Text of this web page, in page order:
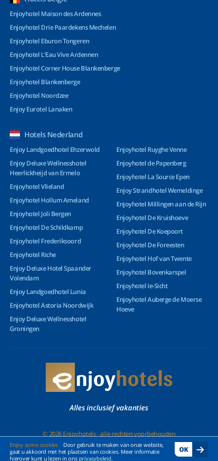
Enjoy some cookies
Door gebruik te maken van onze website,
gaat u akkoord met het plaatsen van cookies. Meer informatie
hierover kunt u lezen in ons privacybeleid.
OK
Enjoyhotel Maison des Ardennes
Enjoyhotel Drie Paardekens Mechelen
Enjoyhotel Eburon Tongeren
Enjoyhotel L’Eau Vive Ardennen
Enjoyhotel Corner House Blankenberge
Enjoyhotel Blankenberge
Enjoyhotel Noordzee
Enjoy Eurotel Lanaken
Hotels Nederland
Enjoy Landgoedhotel Ehzerwold
Enjoy Deluxe Wellnesshotel
Heerlickheijd van Ermelo
Enjoyhotel Vlieland
Enjoyhotel Hollum Ameland
Enjoyhotel Joli Bergen
Enjoyhotel De Schildkamp
Enjoyhotel Frederiksoord
Enjoyhotel Riche
Enjoy Deluxe Hotel Spaander
Volendam
Enjoy Landgoedhotel Lunia
Enjoyhotel Astoria Noordwijk
Enjoy Deluxe Wellnesshotel
Groningen
Enjoyhotel Ruyghe Venne
Enjoyhotel de Papenberg
Enjoyhotel La Source Epen
Enjoy Strandhotel Wemeldinge
Enjoyhotel Millingen aan de Rijn
Enjoyhotel De Kruishoeve
Enjoyhotel De Koepoort
Enjoyhotel De Foreesten
Enjoyhotel Hof van Twente
Enjoyhotel Bovenkarspel
Enjoyhotel Ie-Sicht
Enjoyhotel Auberge de Moerse
Hoeve
Alles inclusief vakanties
© 2026 Enjoyhotels - alle rechten voorbehouden